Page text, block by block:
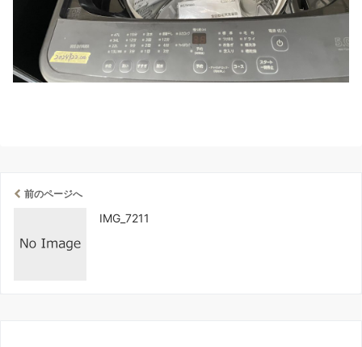
前のページへ
IMG_7211